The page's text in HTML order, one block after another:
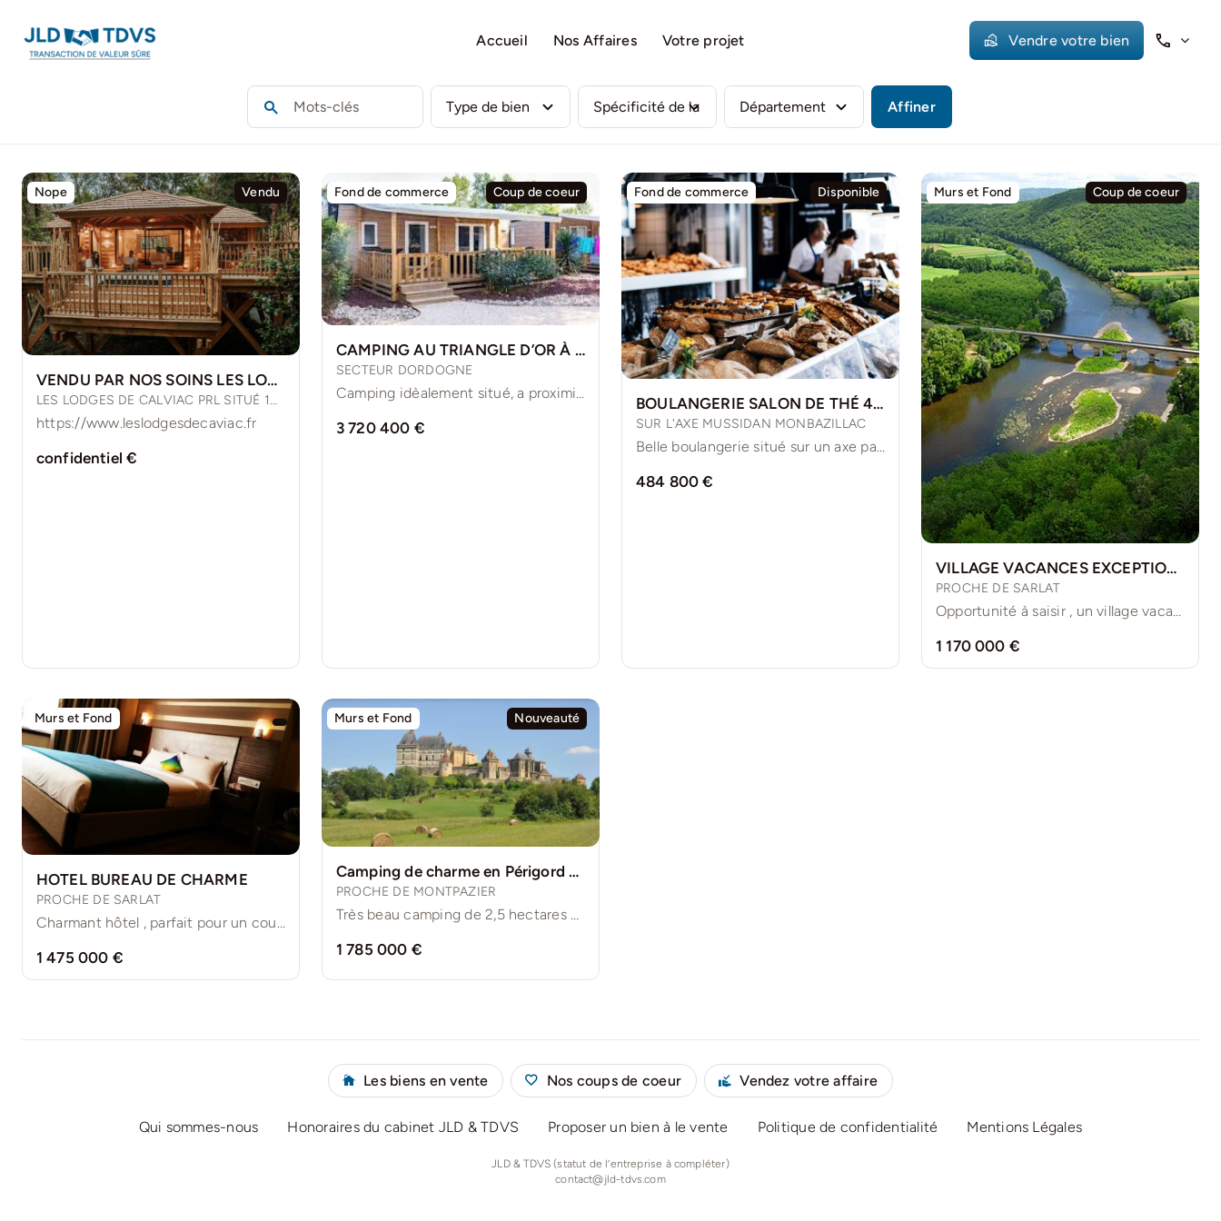
contenu
Accueil Nos Affaires Votre projet Vendre votre bien
Affiner
Nope Vendu
VENDU PAR NOS SOINS LES LODGES DE CALVIAC
LES LODGES DE CALVIAC PRL SITUÉ 14 IMP DE SAINTE RADEGONDE 24370 CALVIAC
https://www.leslodgesdecaviac.fr
confidentiel €
Fond de commerce Coup de coeur
CAMPING AU TRIANGLE D’OR À VENDRE
SECTEUR DORDOGNE
Camping idèalement situé, a proximité immédiate des sites touristiques majeurs [...]
3 720 400 €
Fond de commerce Disponible
BOULANGERIE SALON DE THÉ 400M2
SUR L'AXE MUSSIDAN MONBAZILLAC
Belle boulangerie situé sur un axe passant, avec une surface [...]
484 800 €
Murs et Fond Coup de coeur
VILLAGE VACANCES EXCEPTIONNEL
PROCHE DE SARLAT
Opportunité à saisir , un village vacances à proximité de [...]
1 170 000 €
Murs et Fond
HOTEL BUREAU DE CHARME
PROCHE DE SARLAT
Charmant hôtel , parfait pour un couple, idéalement situé dans [...]
1 475 000 €
Murs et Fond Nouveauté
Camping de charme en Périgord pourpre
PROCHE DE MONTPAZIER
Très beau camping de 2,5 hectares proche des châteaux et [...]
1 785 000 €
Les biens en vente Nos coups de coeur Vendez votre affaire
Qui sommes-nous Honoraires du cabinet JLD & TDVS Proposer un bien à le vente Politique de confidentialité Mentions Légales
JLD & TDVS (statut de l’entreprise à compléter)
contact@jld-tdvs.com